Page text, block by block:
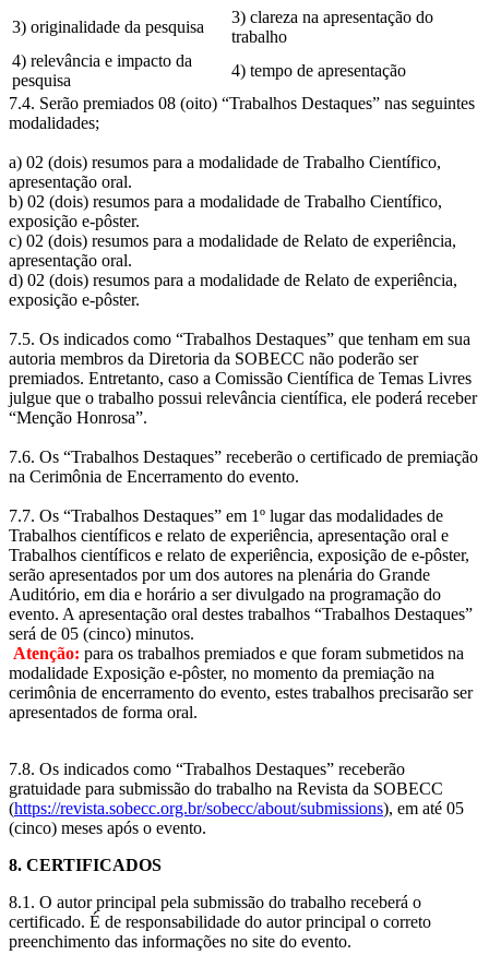
3) originalidade da pesquisa
3) clareza na apresentação do
trabalho
4) relevância e impacto da
pesquisa
4) tempo de apresentação
7.4. Serão premiados 08 (oito) “Trabalhos Destaques” nas seguintes
modalidades;
a) 02 (dois) resumos para a modalidade de Trabalho Científico,
apresentação oral.
b) 02 (dois) resumos para a modalidade de Trabalho Científico,
exposição e-pôster.
c) 02 (dois) resumos para a modalidade de Relato de experiência,
apresentação oral.
d) 02 (dois) resumos para a modalidade de Relato de experiência,
exposição e-pôster.
7.5. Os indicados como “Trabalhos Destaques” que tenham em sua
autoria membros da Diretoria da SOBECC não poderão ser
premiados. Entretanto, caso a Comissão Científica de Temas Livres
julgue que o trabalho possui relevância científica, ele poderá receber
“Menção Honrosa”.
7.6. Os “Trabalhos Destaques” receberão o certificado de premiação
na Cerimônia de Encerramento do evento.
7.7. Os “Trabalhos Destaques” em 1º lugar das modalidades de
Trabalhos científicos e relato de experiência, apresentação oral e
Trabalhos científicos e relato de experiência, exposição de e-pôster,
serão apresentados por um dos autores na plenária do Grande
Auditório, em dia e horário a ser divulgado na programação do
evento. A apresentação oral destes trabalhos “Trabalhos Destaques”
será de 05 (cinco) minutos.
Atenção: para os trabalhos premiados e que foram submetidos na
modalidade Exposição e-pôster, no momento da premiação na
cerimônia de encerramento do evento, estes trabalhos precisarão ser
apresentados de forma oral.
7.8. Os indicados como “Trabalhos Destaques” receberão
gratuidade para submissão do trabalho na Revista da SOBECC
(https://revista.sobecc.org.br/sobecc/about/submissions), em até 05
(cinco) meses após o evento.
8. CERTIFICADOS
8.1. O autor principal pela submissão do trabalho receberá o
certificado. É de responsabilidade do autor principal o correto
preenchimento das informações no site do evento.